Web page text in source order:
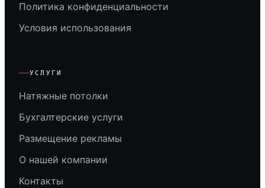
Политика конфиденциальности
Условия использования
УСЛУГИ
Натяжные потолки
Бухгалтерские услуги
Размещение рекламы
О нашей компании
Контакты